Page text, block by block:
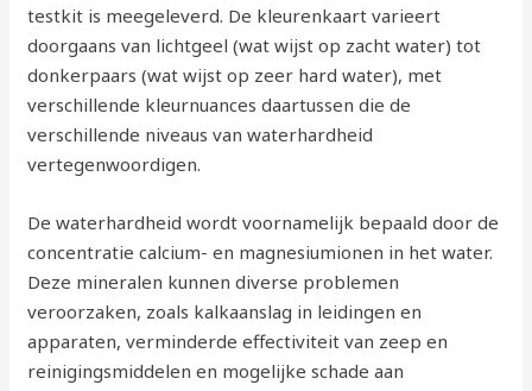
testkit is meegeleverd. De kleurenkaart varieert
doorgaans van lichtgeel (wat wijst op zacht water) tot
donkerpaars (wat wijst op zeer hard water), met
verschillende kleurnuances daartussen die de
verschillende niveaus van waterhardheid
vertegenwoordigen.
De waterhardheid wordt voornamelijk bepaald door de
concentratie calcium- en magnesiumionen in het water.
Deze mineralen kunnen diverse problemen
veroorzaken, zoals kalkaanslag in leidingen en
apparaten, verminderde effectiviteit van zeep en
reinigingsmiddelen en mogelijke schade aan